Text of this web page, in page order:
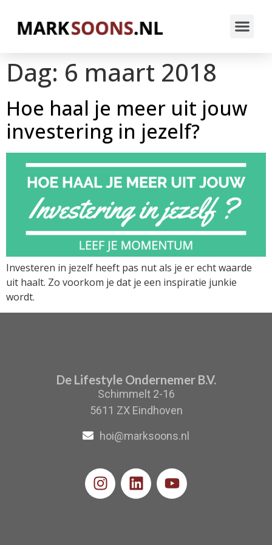
Dag: 6 maart 2018
Hoe haal je meer uit jouw
investering in jezelf?
Investeren in jezelf heeft pas nut als je er echt waarde
uit haalt. Zo voorkom je dat je een inspiratie junkie
wordt.
De Lifestyle Ondernemer B.V.
Schimmelt 2-16
5611 ZX Eindhoven
hoi@marksoons.nl